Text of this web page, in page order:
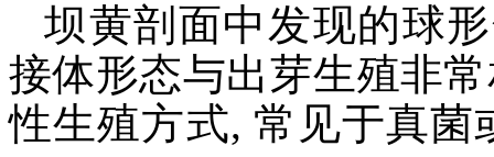
坝黄剖面中发现的球
接体形态与出芽生殖非
性生殖方式, 常见于真